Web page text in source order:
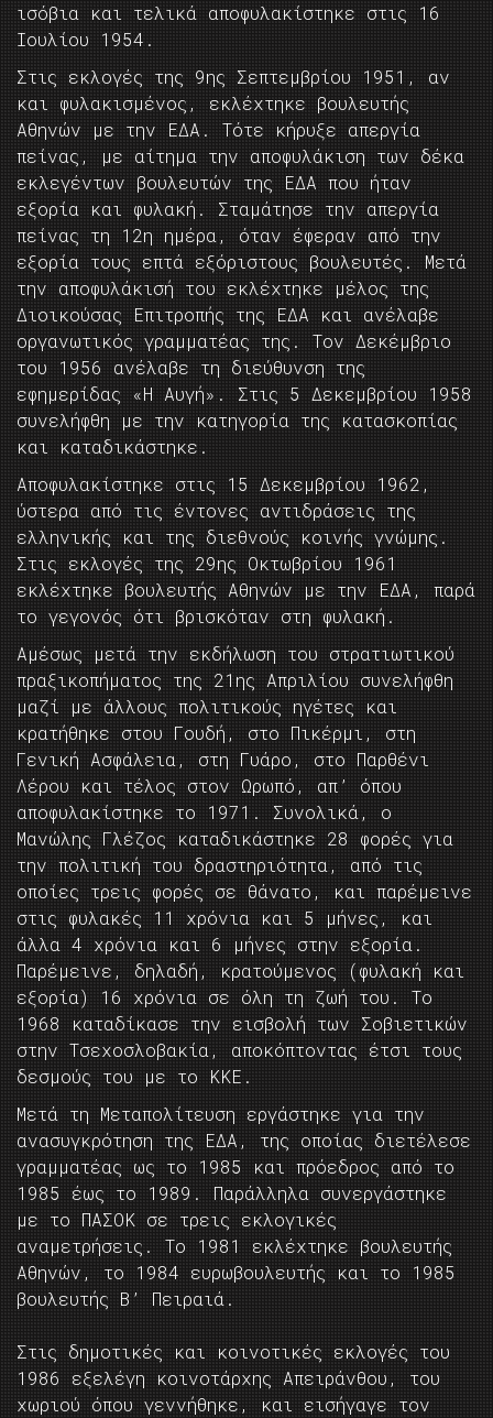
ισόβια και τελικά αποφυλακίστηκε στις 16
Ιουλίου 1954.
Στις εκλογές της 9ης Σεπτεμβρίου 1951, αν
και φυλακισμένος, εκλέχτηκε βουλευτής
Αθηνών με την ΕΔΑ. Τότε κήρυξε απεργία
πείνας, με αίτημα την αποφυλάκιση των δέκα
εκλεγέντων βουλευτών της ΕΔΑ που ήταν
εξορία και φυλακή. Σταμάτησε την απεργία
πείνας τη 12η ημέρα, όταν έφεραν από την
εξορία τους επτά εξόριστους βουλευτές. Μετά
την αποφυλάκισή του εκλέχτηκε μέλος της
Διοικούσας Επιτροπής της ΕΔΑ και ανέλαβε
οργανωτικός γραμματέας της. Τον Δεκέμβριο
του 1956 ανέλαβε τη διεύθυνση της
εφημερίδας «Η Αυγή». Στις 5 Δεκεμβρίου 1958
συνελήφθη με την κατηγορία της κατασκοπίας
και καταδικάστηκε.
Αποφυλακίστηκε στις 15 Δεκεμβρίου 1962,
ύστερα από τις έντονες αντιδράσεις της
ελληνικής και της διεθνούς κοινής γνώμης.
Στις εκλογές της 29ης Οκτωβρίου 1961
εκλέχτηκε βουλευτής Αθηνών με την ΕΔΑ, παρά
το γεγονός ότι βρισκόταν στη φυλακή.
Αμέσως μετά την εκδήλωση του στρατιωτικού
πραξικοπήματος της 21ης Απριλίου συνελήφθη
μαζί με άλλους πολιτικούς ηγέτες και
κρατήθηκε στου Γουδή, στο Πικέρμι, στη
Γενική Ασφάλεια, στη Γυάρο, στο Παρθένι
Λέρου και τέλος στον Ωρωπό, απ’ όπου
αποφυλακίστηκε το 1971. Συνολικά, ο
Μανώλης Γλέζος καταδικάστηκε 28 φορές για
την πολιτική του δραστηριότητα, από τις
οποίες τρεις φορές σε θάνατο, και παρέμεινε
στις φυλακές 11 χρόνια και 5 μήνες, και
άλλα 4 χρόνια και 6 μήνες στην εξορία.
Παρέμεινε, δηλαδή, κρατούμενος (φυλακή και
εξορία) 16 χρόνια σε όλη τη ζωή του. Το
1968 καταδίκασε την εισβολή των Σοβιετικών
στην Τσεχοσλοβακία, αποκόπτοντας έτσι τους
δεσμούς του με το ΚΚΕ.
Μετά τη Μεταπολίτευση εργάστηκε για την
ανασυγκρότηση της ΕΔΑ, της οποίας διετέλεσε
γραμματέας ως το 1985 και πρόεδρος από το
1985 έως το 1989. Παράλληλα συνεργάστηκε
με το ΠΑΣΟΚ σε τρεις εκλογικές
αναμετρήσεις. Το 1981 εκλέχτηκε βουλευτής
Αθηνών, το 1984 ευρωβουλευτής και το 1985
βουλευτής Β’ Πειραιά.
Στις δημοτικές και κοινοτικές εκλογές του
1986 εξελέγη κοινοτάρχης Απειράνθου, του
χωριού όπου γεννήθηκε, και εισήγαγε τον